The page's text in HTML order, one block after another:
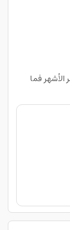
الأشهر فما